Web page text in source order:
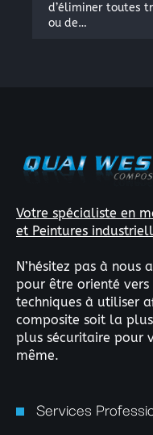
d’éliminer toutes
ou de…
Votre spécialiste en
et Peintures
N’hésitez pas à
pour être orienté
techniques à utiliser
composite soit la
plus sécuritaire pour
même.
Services
: